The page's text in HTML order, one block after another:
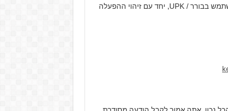
כדי להסיר את התקנת מפתח המוצר שלך אתה צריך להשתמש בבורר / UPK, יחד עם זיהוי ההפעלה